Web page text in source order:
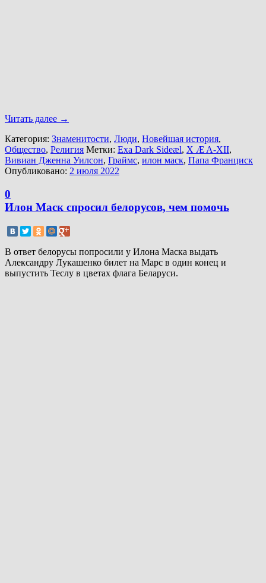
Читать далее →
Категория: Знаменитости, Люди, Новейшая история,
Общество, Религия Метки: Exa Dark Sideæl, X Æ A-XII,
Вивиан Дженна Уилсон, Граймс, илон маск, Папа Франциск
Опубликовано: 2 июля 2022
0
Илон Маск спросил белорусов, чем помочь
В ответ белорусы попросили у Илона Маска выдать
Александру Лукашенко билет на Марс в один конец и
выпустить Теслу в цветах флага Беларуси.